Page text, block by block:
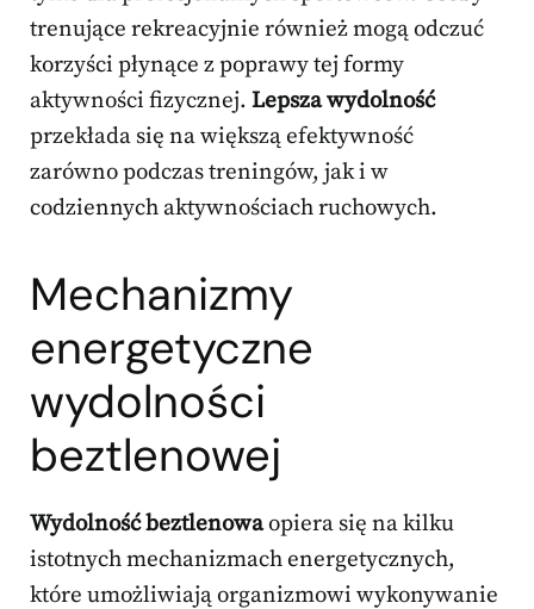
trenujące rekreacyjnie również mogą odczuć
korzyści płynące z poprawy tej formy
aktywności fizycznej. Lepsza wydolność
przekłada się na większą efektywność
zarówno podczas treningów, jak i w
codziennych aktywnościach ruchowych.
Mechanizmy
energetyczne
wydolności
beztlenowej
Wydolność beztlenowaopiera się na kilku
istotnych mechanizmach energetycznych,
które umożliwiają organizmowi wykonywanie